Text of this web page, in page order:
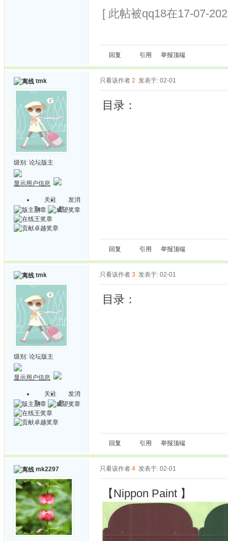
[ 此帖被qq18在17-07-
回复 引用 举报顶端
tmk
级别: 论坛版主
显示用户信息
关注
Ta
发消
息
只看该作者 2 发表于: 02-01
目录：
回复 引用 举报顶端
tmk
级别: 论坛版主
显示用户信息
关注
Ta
发消
息
只看该作者 3 发表于: 02-01
目录：
回复 引用 举报顶端
mk2297 只看该作者 4 发表于: 02-01
【Nippon Paint 】